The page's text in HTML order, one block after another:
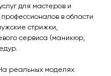
для мастеров и
в области
стрижки,
сервиса (маникюр,
реальных моделях